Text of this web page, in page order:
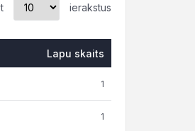
ierakstus
Lapu skaits
1
1